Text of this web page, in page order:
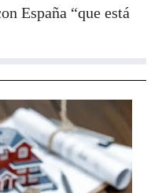
España “que está